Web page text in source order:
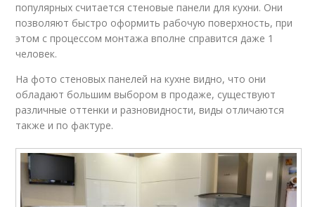
популярных считается стеновые панели для кухни. Они
позволяют быстро оформить рабочую поверхность, при
этом с процессом монтажа вполне справится даже 1
человек.
На фото стеновых панелей на кухне видно, что они
обладают большим выбором в продаже, существуют
различные оттенки и разновидности, виды отличаются
также и по фактуре.